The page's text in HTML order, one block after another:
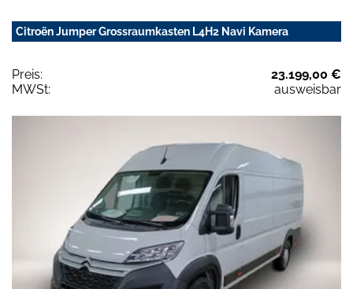
Citroën Jumper Grossraumkasten L4H2 Navi Kamera
Preis:
23.199,00 €
MWSt:
ausweisbar